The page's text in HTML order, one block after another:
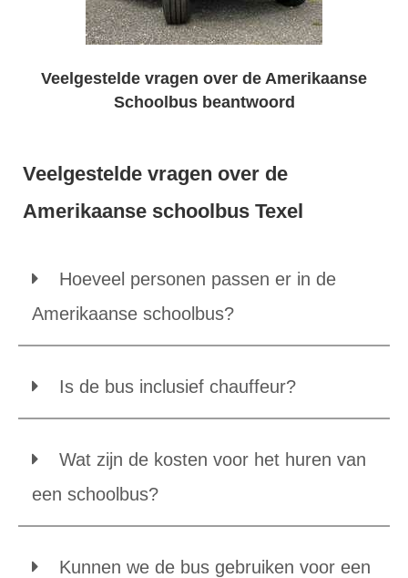
Veelgestelde vragen over de Amerikaanse
Schoolbus beantwoord
Veelgestelde vragen over de
Amerikaanse schoolbus Texel
Hoeveel personen passen er in de
Amerikaanse schoolbus?
Is de bus inclusief chauffeur?
Wat zijn de kosten voor het huren van
een schoolbus?
Kunnen we de bus gebruiken voor een